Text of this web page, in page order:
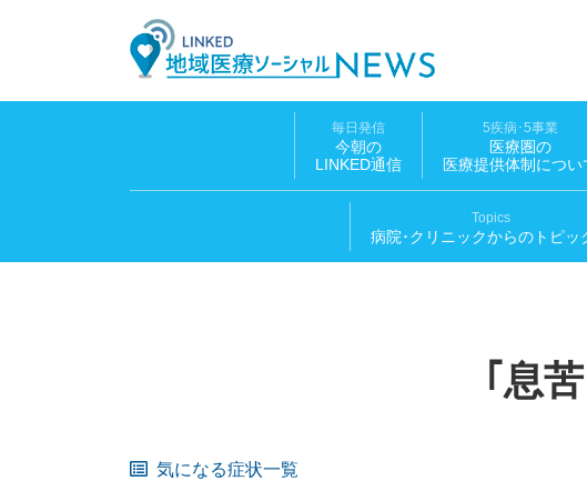
LINKED 地域医療
毎日発信
今朝の
LINKED通信
5疾病･5事業
医療圏の
医療提供体制につい
Topics
病院･クリニックからのトピッ
｢息
気になる症状一覧